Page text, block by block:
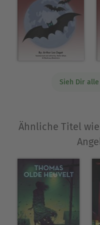
Sieh Dir
Ähnliche Titel